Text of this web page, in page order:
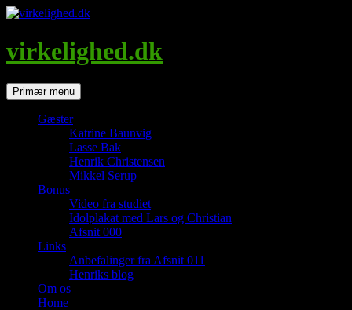
Hop
indhold
virkelighed.dk
SøgPrimær menu
Gæster
Katrine Baunvig
Lasse Bak
Henrik Christensen
Mikkel Serup
Bonus
Video fra studiet
Idolplakat med Lars og Christian
Afsnit 000
Links
Anbefalinger fra Afsnit 011
Henriks blog
Om os
Home